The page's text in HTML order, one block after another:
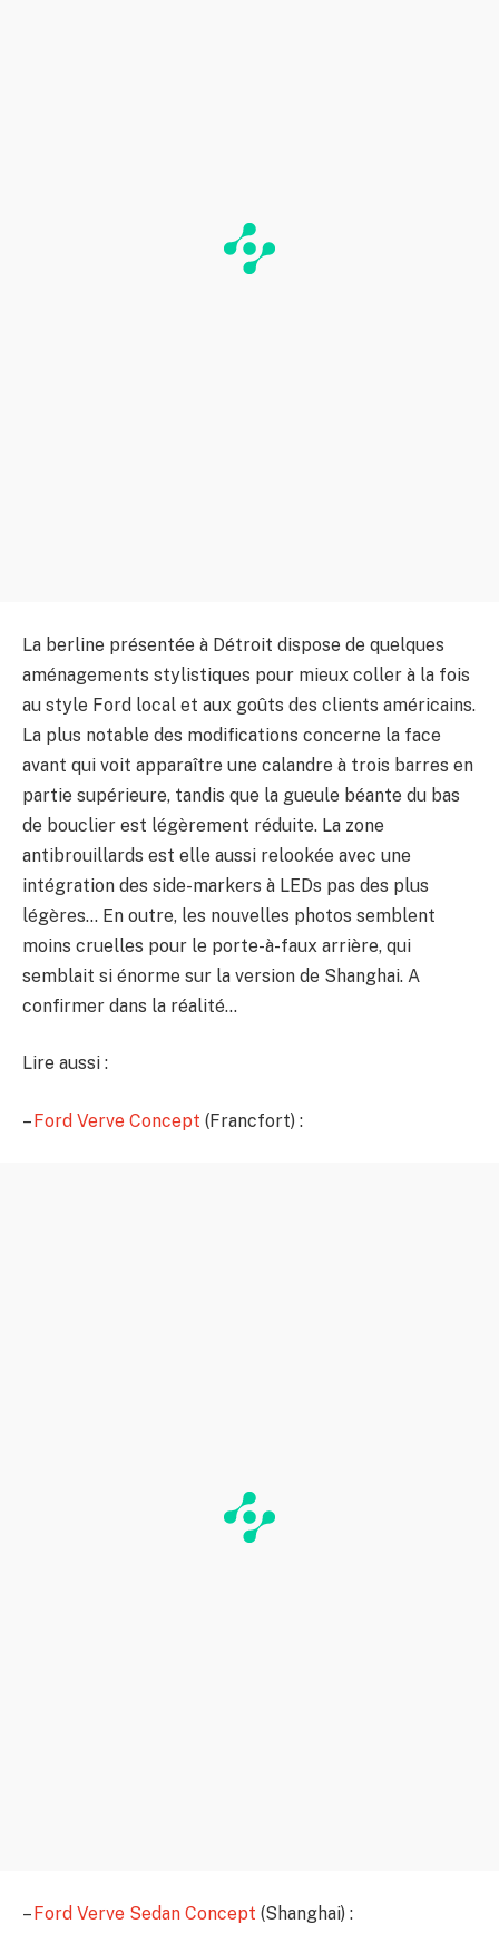
La berline présentée à Détroit dispose de quelques
aménagements stylistiques pour mieux coller à la fois
au style Ford local et aux goûts des clients américains.
La plus notable des modifications concerne la face
avant qui voit apparaître une calandre à trois barres en
partie supérieure, tandis que la gueule béante du bas
de bouclier est légèrement réduite. La zone
antibrouillards est elle aussi relookée avec une
intégration des side-markers à LEDs pas des plus
légères… En outre, les nouvelles photos semblent
moins cruelles pour le porte-à-faux arrière, qui
semblait si énorme sur la version de Shanghai. A
confirmer dans la réalité…
Lire aussi :
–Ford Verve Concept (Francfort) :
–Ford Verve Sedan Concept (Shanghai) :